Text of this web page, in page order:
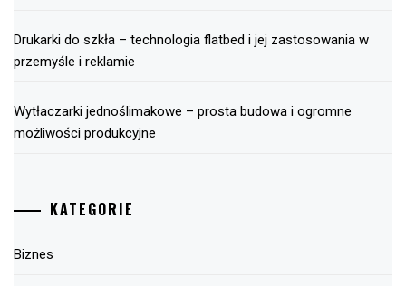
Drukarki do szkła – technologia flatbed i jej zastosowania w
przemyśle i reklamie
Wytłaczarki jednoślimakowe – prosta budowa i ogromne
możliwości produkcyjne
KATEGORIE
Biznes